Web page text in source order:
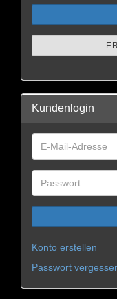
Kundenlogin
Konto erstellen
Passwort